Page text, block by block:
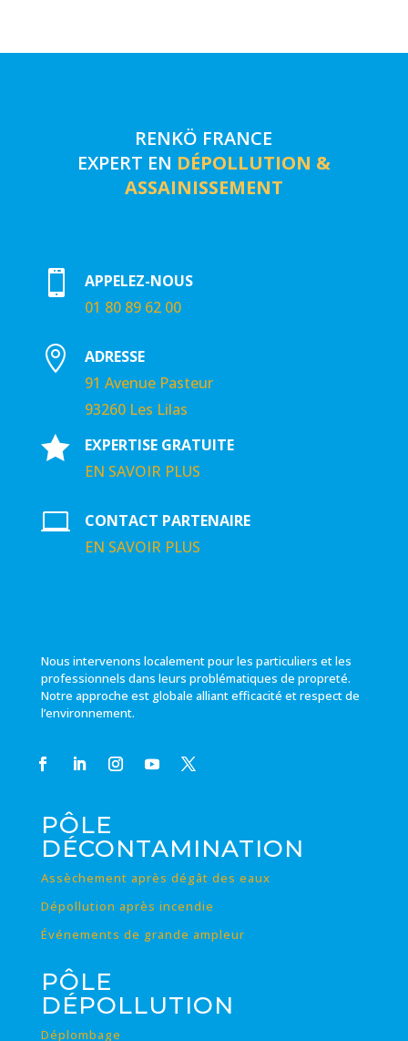
RENKÖ FRANCE
EXPERT EN DÉPOLLUTION &
ASSAINISSEMENT

APPELEZ-NOUS
01 80 89 62 00

ADRESSE
91 Avenue Pasteur
93260 Les Lilas

EXPERTISE GRATUITE
EN SAVOIR PLUS

CONTACT PARTENAIRE
EN SAVOIR PLUS
Nous intervenons localement pour les particuliers et les
professionnels dans leurs problématiques de propreté.
Notre approche est globale alliant efficacité et respect de
l’environnement.
PÔLE
DÉCONTAMINATION
Assèchement après dégât des eaux
Dépollution après incendie
Événements de grande ampleur
PÔLE
DÉPOLLUTION
Déplombage